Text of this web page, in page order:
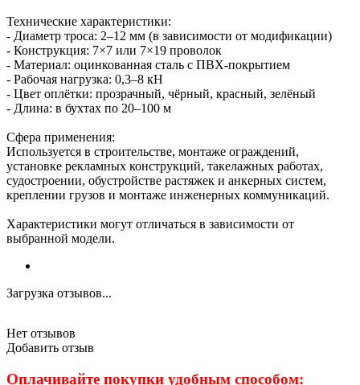
Технические характеристики:
- Диаметр троса: 2–12 мм (в зависимости от модификации)
- Конструкция: 7×7 или 7×19 проволок
- Материал: оцинкованная сталь с ПВХ-покрытием
- Рабочая нагрузка: 0,3–8 кН
- Цвет оплётки: прозрачный, чёрный, красный, зелёный
- Длина: в бухтах по 20–100 м
Сфера применения:
Используется в строительстве, монтаже ограждений,
установке рекламных конструкций, такелажных работах,
судостроении, обустройстве растяжек и анкерных систем,
креплении грузов и монтаже инженерных коммуникаций.
Характеристики могут отличаться в зависимости от
выбранной модели.
Загрузка отзывов...
Нет отзывов
Добавить отзыв
Оплачивайте покупки удобным способом: